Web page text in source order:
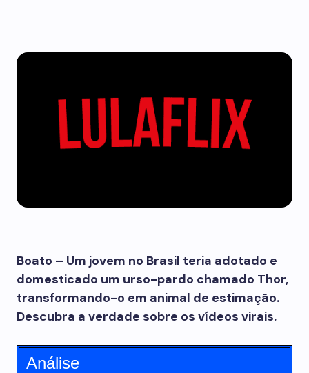
Boato – Um jovem no Brasil teria adotado e
domesticado um urso-pardo chamado Thor,
transformando-o em animal de estimação.
Descubra a verdade sobre os vídeos virais.
Análise